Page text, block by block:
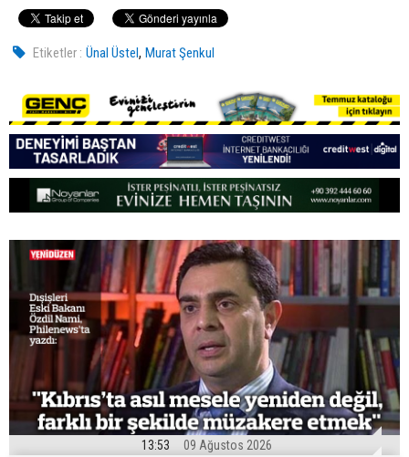
Etiketler : Ünal Üstel,Murat Şenkul
13:53 09 Ağustos 2026